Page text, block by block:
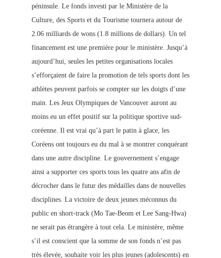
péninsule. Le fonds investi par le Ministère de la
Culture, des Sports et du Tourisme tournera autour de
2.06 milliards de wons (1.8 millions de dollars). Un tel
financement est une première pour le ministère. Jusqu’à
aujourd’hui, seules les petites organisations locales
s’efforçaient de faire la promotion de tels sports dont les
athlètes peuvent parfois se compter sur les doigts d’une
main. Les Jeux Olympiques de Vancouver auront au
moins eu un effet positif sur la politique sportive sud-
coréenne. Il est vrai qu’à part le patin à glace, les
Coréens ont toujours eu du mal à se montrer conquérant
dans une autre discipline. Le gouvernement s’engage
ainsi a supporter ces sports tous les quatre ans afin de
décrocher dans le futur des médailles dans de nouvelles
disciplines. La victoire de deux jeunes méconnus du
public en short-track (Mo Tae-Beom et Lee Sang-Hwa)
ne serait pas étrangère à tout cela. Le ministère, même
s’il est conscient que la somme de son fonds n’est pas
très élevée, souhaite voir les plus jeunes (adolescents) en